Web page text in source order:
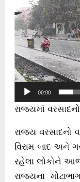
i
d
e
o
P
a
e
r
00:00
રાજ્યમાં
રાજ્ય વરસાદનો
વિરામ બાદ અને
રહેલા લોકોને
રાજ્યના